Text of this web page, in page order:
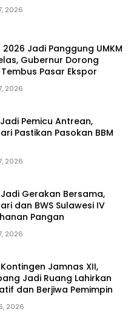
2026
Jadi Panggung UMKM
Gubernur Dorong
Pasar Ekspor
2026
Pemicu Antrean,
Pastikan Pasokan BBM
2026
Gerakan Bersama,
dan BWS Sulawesi IV
Pangan
2026
Jamnas XII,
Jadi Ruang Lahirkan
dan Berjiwa Pemimpin
2026